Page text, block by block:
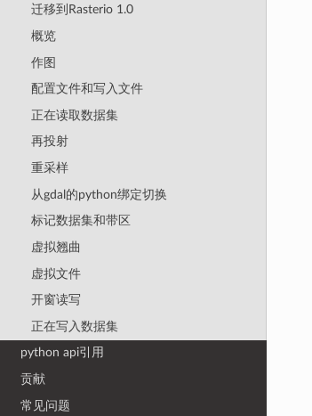
迁移到Rasterio 1.0
概览
作图
配置文件和写入文件
正在读取数据集
再投射
重采样
从gdal的python绑定切换
标记数据集和带区
虚拟翘曲
虚拟文件
开窗读写
正在写入数据集
python api引用
贡献
常见问题